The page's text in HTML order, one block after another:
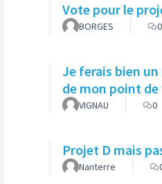
Vote pour le
BORGES 0
Je ferais bien
de mon point de
VIGNAU 0
Projet D mais
Nanterre